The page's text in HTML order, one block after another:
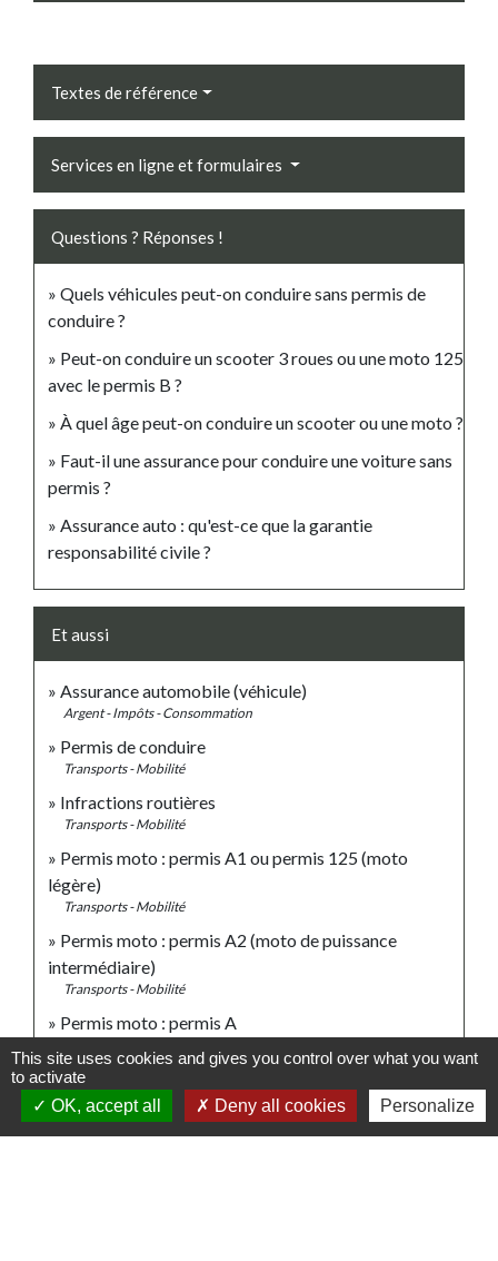
Textes de référence
Services en ligne et formulaires
Questions ? Réponses !
Quels véhicules peut-on conduire sans permis de
conduire ?
Peut-on conduire un scooter 3 roues ou une moto 125
avec le permis B ?
À quel âge peut-on conduire un scooter ou une moto ?
Faut-il une assurance pour conduire une voiture sans
permis ?
Assurance auto : qu'est-ce que la garantie
responsabilité civile ?
Et aussi
Assurance automobile (véhicule)
Argent - Impôts - Consommation
Permis de conduire
Transports - Mobilité
Infractions routières
Transports - Mobilité
Permis moto : permis A1 ou permis 125 (moto
légère)
Transports - Mobilité
Permis moto : permis A2 (moto de puissance
intermédiaire)
Transports - Mobilité
Permis moto : permis A
Pour en savoir plus
This site uses cookies and gives you control over what you want
to activate
OK, accept all
Deny all cookies Personalize